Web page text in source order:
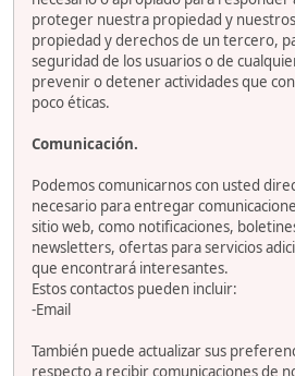
proteger nuestra propiedad y
propiedad y derechos de un tercero,
seguridad de los usuarios o de
prevenir o detener actividades que
poco éticas.
Comunicación.
Podemos comunicarnos con usted
necesario para entregar
sitio web, como notificaciones,
newsletters, ofertas para servicios
que encontrará interesantes.
Estos contactos pueden incluir:
-Email
También puede actualizar sus
respecto a recibir comunicaciones de